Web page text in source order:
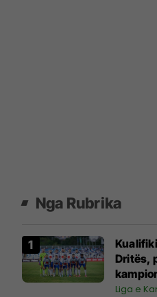
Nga Rubrika
Dritës,
Liga e